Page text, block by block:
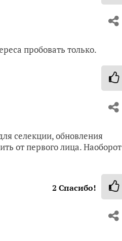
пробовать только.
селекции, обновления
от первого лица. Наоборот
2 Спасибо!